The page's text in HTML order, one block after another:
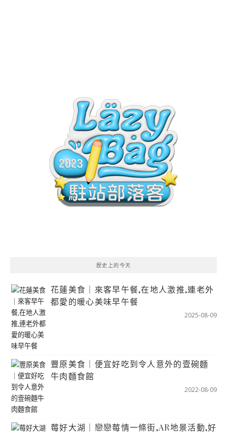
歷史上的今天
花蓮美食｜來客早午餐,在地人激推,連老外
都愛的暖心美味早午餐
2025-08-09
豐原美食｜便宜好吃到令人意外的壹碗麵
牛肉麵食館
2022-08-09
莓好大湖｜戀戀莓情一條街,AR地景活動,好